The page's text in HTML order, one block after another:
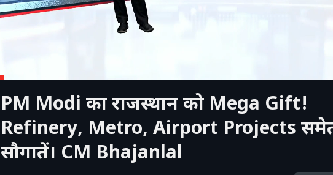
PM Modi का राजस्थान को Mega Gift!
Refinery, Metro, Airport Projects
सौगातें। CM Bhajanlal